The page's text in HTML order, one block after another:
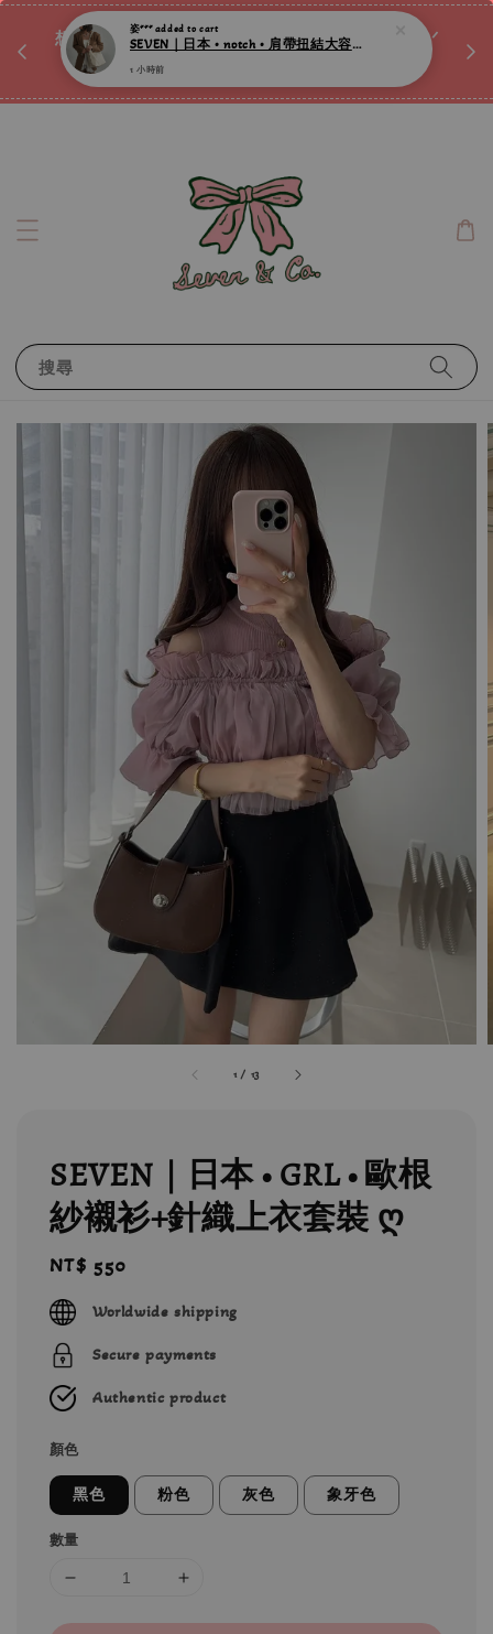
想訂製屬於自己的『水晶手鍊』嗎ꕀ♡ 私訊我們.ᐟ.ᐟ
📣Instagram 這邊按下去
搜尋
1 / 13
SEVEN｜日本 • GRL • 歐根
紗襯衫+針織上衣套裝 ღ
Regular
price
NT$ 550
Worldwide shipping
Secure payments
Authentic product
顏色
黑色 粉色 灰色 象牙色
數量
姿***added to cart
SEVEN｜日本 • notch • 肩帶扭結大容量微光澤肩背包 ღ
1 小時前